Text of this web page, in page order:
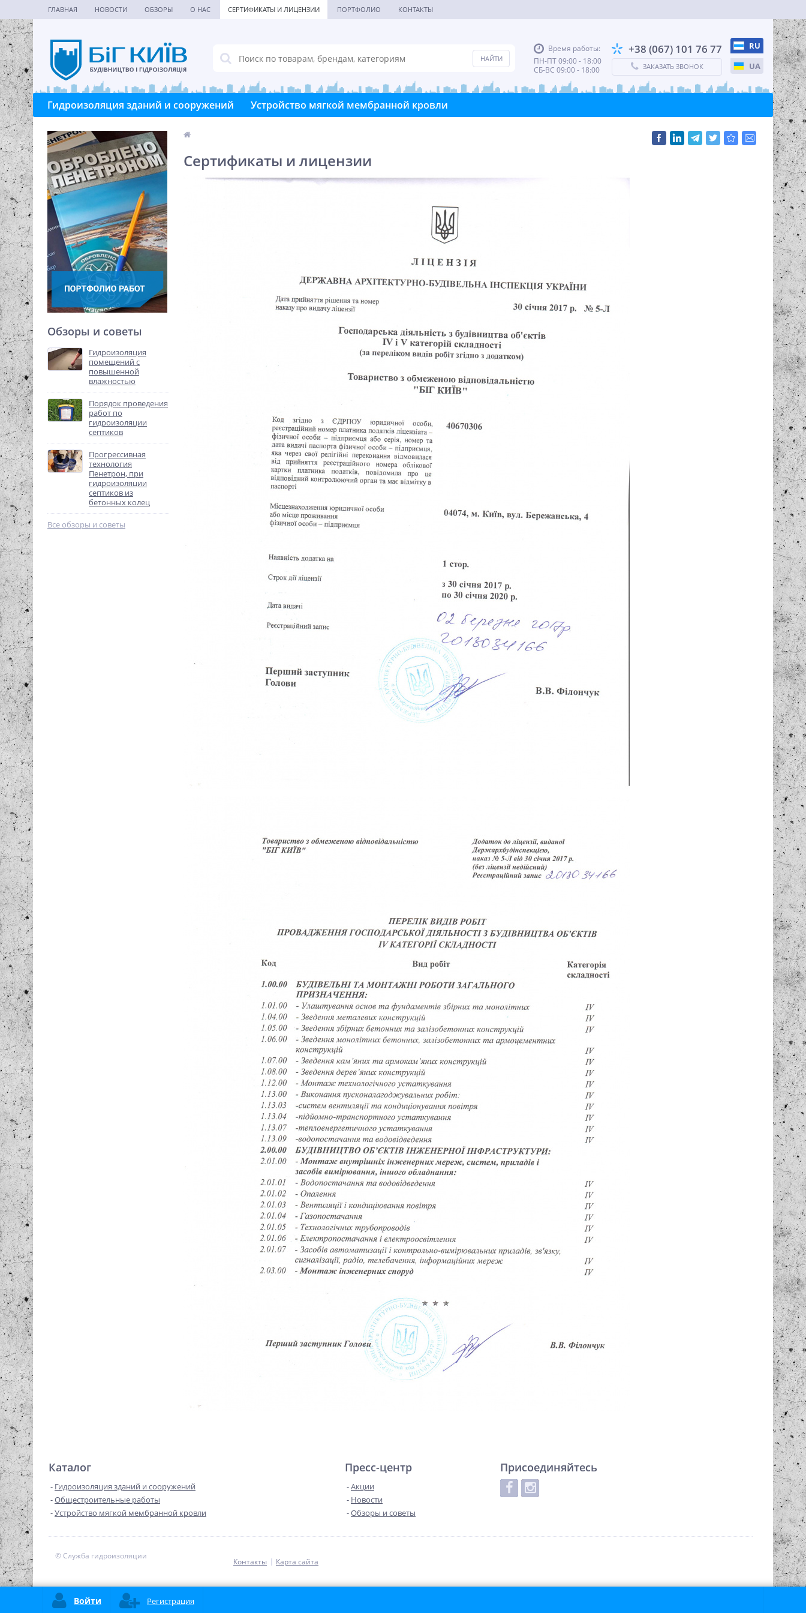
ГЛАВНАЯ НОВОСТИ ОБЗОРЫ О НАС СЕРТИФИКАТЫ И ЛИЦЕНЗИИ ПОРТФОЛИО КОНТАКТЫ
Время работы:
ПН-ПТ 09:00 - 18:00
СБ-ВС 09:00 - 18:00
+38 (067) 101 76 77
ЗАКАЗАТЬ ЗВОНОК
RU
UA
Гидроизоляция зданий и сооружений Устройство мягкой мембранной кровли
Обзоры и советы
Гидроизоляция
помещений с
повышенной
влажностью
Порядок проведения
работ по
гидроизоляции
септиков
Прогрессивная
технология
Пенетрон, при
гидроизоляции
септиков из
бетонных колец
Все обзоры и советы
Сертификаты и лицензии
Каталог
Гидроизоляция зданий и сооружений
Общестроительные работы
Устройство мягкой мембранной кровли
Пресс-центр
Акции
Новости
Обзоры и советы
Присоединяйтесь
© Служба гидроизоляции
Контакты Карта сайта
Войти Регистрация